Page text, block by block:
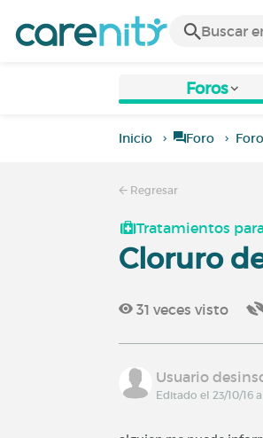
Foros
Inicio Foro
Regresar
Tratamientos
Cloruro
31 veces visto
Usuario
Editado el 23/10/16 a